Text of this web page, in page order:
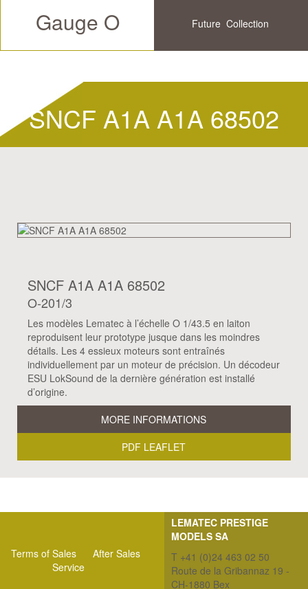
Gauge O Future Collection
SNCF A1A A1A 68502
SNCF A1A A1A 68502
O-201/3
Les modèles Lematec à l’échelle O 1/43.5 en laiton
reproduisent leur prototype jusque dans les moindres
détails. Les 4 essieux moteurs sont entraînés
individuellement par un moteur de précision. Un décodeur
ESU LokSound de la dernière génération est installé
d’origine.
MORE INFORMATIONS
PDF LEAFLET
Terms of Sales
After Sales
Service
LEMATEC PRESTIGE
MODELS SA
T +41 (0)24 463 02 50
Route de la Gribannaz 19 -
CH-1880 Bex